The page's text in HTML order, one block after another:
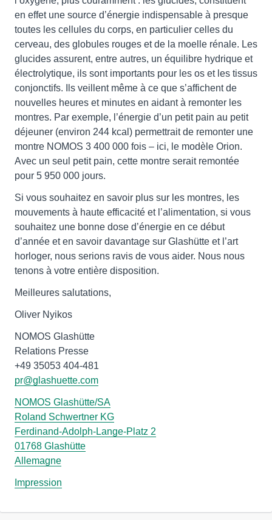
en effet une source d’énergie indispensable à presque
toutes les cellules du corps, en particulier celles du
cerveau, des globules rouges et de la moelle rénale. Les
glucides assurent, entre autres, un équilibre hydrique et
électrolytique, ils sont importants pour les os et les tissus
conjonctifs. Ils veillent même à ce que s’affichent de
nouvelles heures et minutes en aidant à remonter les
montres. Par exemple, l’énergie d’un petit pain au petit
déjeuner (environ 244 kcal) permettrait de remonter une
montre NOMOS 3 400 000 fois – ici, le modèle Orion.
Avec un seul petit pain, cette montre serait remontée
pour 5 950 000 jours.
Si vous souhaitez en savoir plus sur les montres, les
mouvements à haute efficacité et l’alimentation, si vous
souhaitez une bonne dose d’énergie en ce début
d’année et en savoir davantage sur Glashütte et l’art
horloger, nous serions ravis de vous aider. Nous nous
tenons à votre entière disposition.
Meilleures salutations,
NOMOS Glashütte
Relations Presse
pr@glashuette.com
NOMOS Glashütte/SA
Roland Schwertner KG
Ferdinand-Adolph-Lange-Platz 2
01768 Glashütte
Allemagne
Impression